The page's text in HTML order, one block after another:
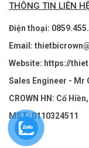
THÔNG TIN LIÊN
Điện thoại:
Email:
Website: https://
Sales Engineer - Mr
CROWN HN: Cổ
MST: 0110324511